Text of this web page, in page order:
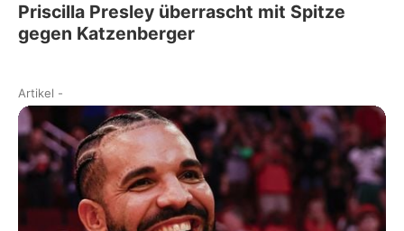
Priscilla Presley überrascht mit Spitze
gegen Katzenberger
Artikel -